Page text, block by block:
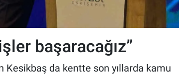
başaracağız”
Kesikbaş da kentte son yıllarda kamu